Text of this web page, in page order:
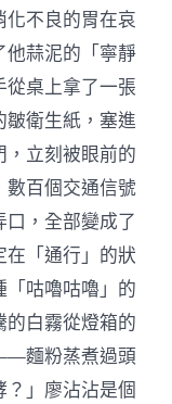
化不良的胃在哀
他蒜泥的「寧靜
從桌上拿了一張
皺衛生紙，塞進
，立刻被眼前的
數百個交通信號
，全部變成了
「通行」的狀
「咕嚕咕嚕」的
的白霧從燈箱的
麵粉蒸煮過頭
」廖沾沾是個